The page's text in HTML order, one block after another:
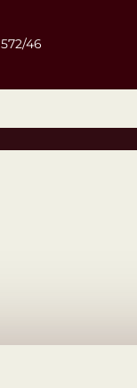
572/46